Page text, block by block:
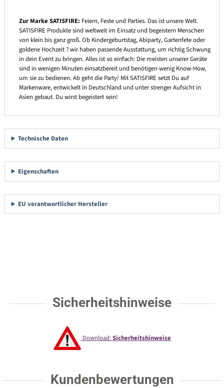
Zur Marke SATISFIRE: Feiern, Feste und Parties. Das ist unsere Welt.
SATISFIRE Produkte sind weltweit im Einsatz und begeistern Menschen
von klein bis ganz groß. Ob Kindergeburtstag, Abiparty, Gartenfete oder
goldene Hochzeit ? wir haben passende Ausstattung, um richtig Schwung
in dein Event zu bringen. Alles ist so einfach: Die meisten unserer Geräte
sind in wenigen Minuten einsatzbereit und benötigen wenig Know-How,
um sie zu bedienen. Ab geht die Party! Mit SATISFIRE setzt Du auf
Markenware, entwickelt in Deutschland und unter strenger Aufsicht in
Asien gebaut. Du wirst begeistert sein!
Technische Daten
Eigenschaften
EU verantwortlicher Hersteller
Sicherheitshinweise
Download:Sicherheitshinweise
Kundenbewertungen